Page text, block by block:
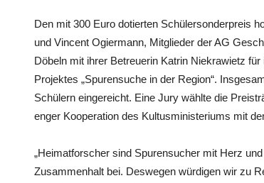
Den mit 300 Euro dotierten Schülersonderpreis
und Vincent Ogiermann, Mitglieder der AG
Döbeln mit ihrer Betreuerin Katrin Niekrawietz
Projektes „Spurensuche in der Region“.
Schülern eingereicht. Eine Jury wählte die
enger Kooperation des Kultusministeriums mit
„Heimatforscher sind Spurensucher mit Herz
Zusammenhalt bei. Deswegen würdigen wir zu